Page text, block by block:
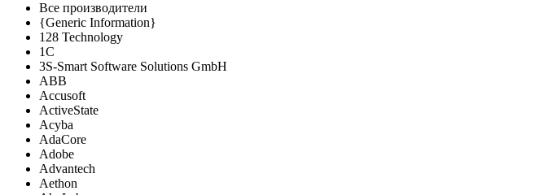
Все производители
{Generic Information}
128 Technology
1C
3S-Smart Software Solutions GmbH
ABB
Accusoft
ActiveState
Acyba
AdaCore
Adobe
Advantech
Aethon